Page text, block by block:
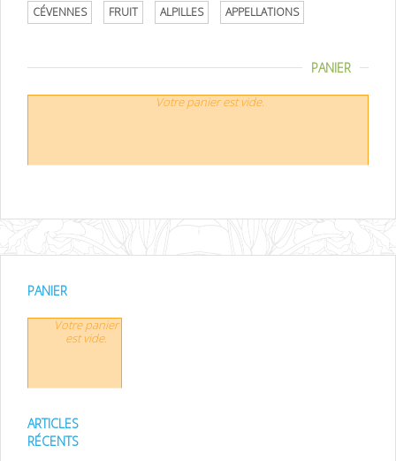
CÉVENNES FRUIT ALPILLES APPELLATIONS
PANIER
Votre panier est vide.
PANIER
Votre panier
est vide.
ARTICLES
RÉCENTS